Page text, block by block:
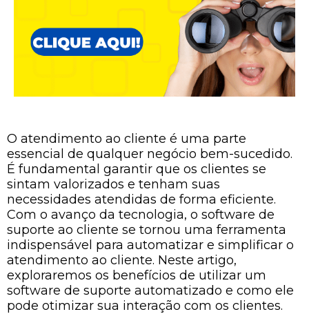
O atendimento ao cliente é uma parte
essencial de qualquer negócio bem-sucedido.
É fundamental garantir que os clientes se
sintam valorizados e tenham suas
necessidades atendidas de forma eficiente.
Com o avanço da tecnologia, o software de
suporte ao cliente se tornou uma ferramenta
indispensável para automatizar e simplificar o
atendimento ao cliente. Neste artigo,
exploraremos os benefícios de utilizar um
software de suporte automatizado e como ele
pode otimizar sua interação com os clientes.